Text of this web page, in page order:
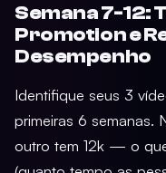
Semana 7-12:
Promotion e
Desempenho
Identifique seus 3
primeiras 6 semanas.
outro tem 12k — o